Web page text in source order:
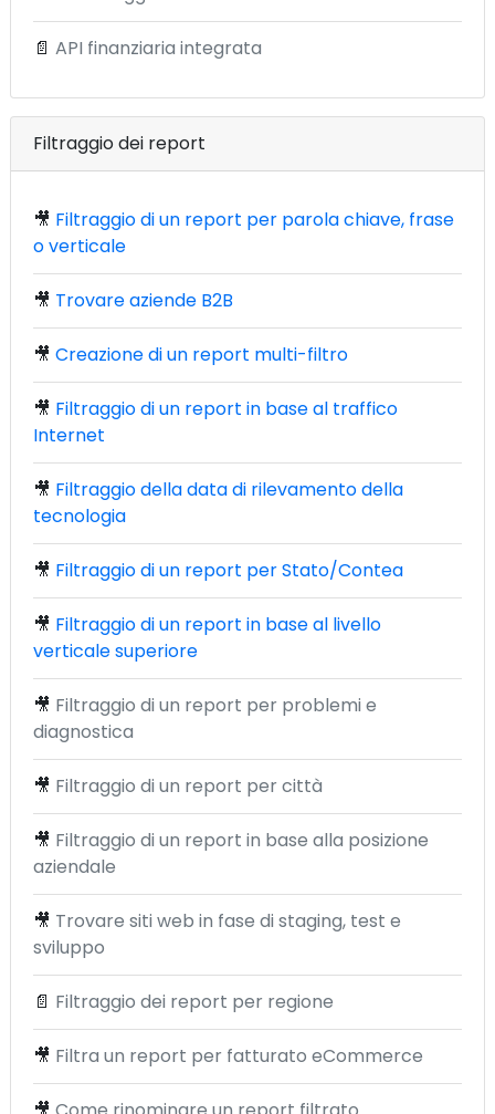
📄 API finanziaria integrata
Filtraggio dei report
🎥 Filtraggio di un report per parola chiave, frase
o verticale
🎥 Trovare aziende B2B
🎥 Creazione di un report multi-filtro
🎥 Filtraggio di un report in base al traffico
Internet
🎥 Filtraggio della data di rilevamento della
tecnologia
🎥 Filtraggio di un report per Stato/Contea
🎥 Filtraggio di un report in base al livello
verticale superiore
🎥 Filtraggio di un report per problemi e
diagnostica
🎥 Filtraggio di un report per città
🎥 Filtraggio di un report in base alla posizione
aziendale
🎥 Trovare siti web in fase di staging, test e
sviluppo
📄 Filtraggio dei report per regione
🎥 Filtra un report per fatturato eCommerce